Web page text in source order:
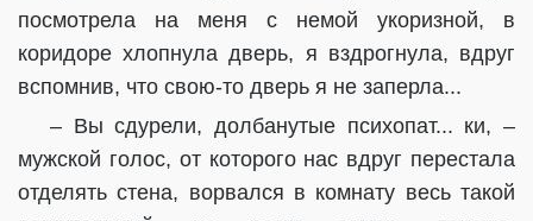
посмотрела на меня с немой укоризной, в
коридоре хлопнула дверь, я вздрогнула, вдруг
вспомнив, что свою-то дверь я не заперла...
– Вы сдурели, долбанутые психопат... ки, –
мужской голос, от которого нас вдруг перестала
отделять стена, ворвался в комнату весь такой